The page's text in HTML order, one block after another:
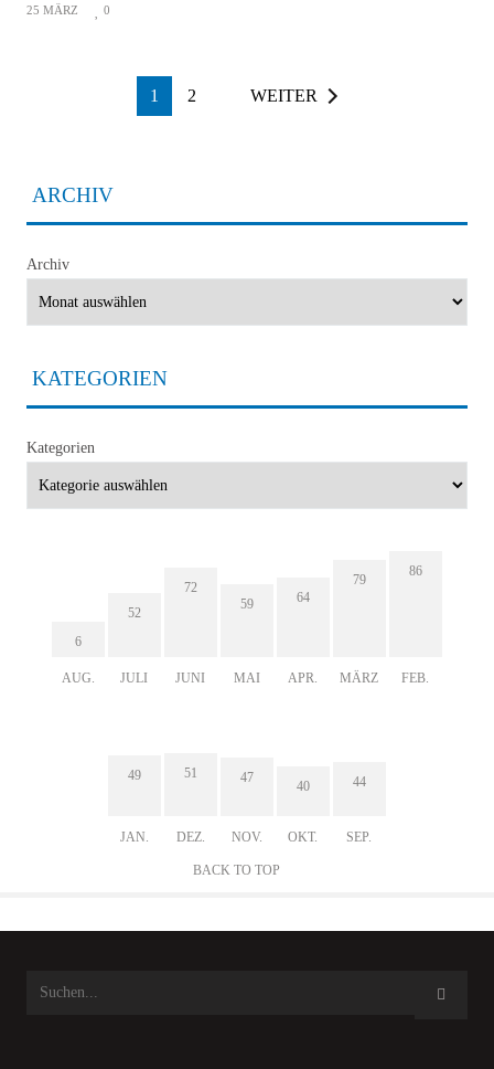
25 MÄRZ 0
1 2 WEITER
ARCHIV
Archiv
KATEGORIEN
Kategorien
6
AUG.
52
JULI
72
JUNI
59
MAI
64
APR.
79
MÄRZ
86
FEB.
49
JAN.
51
DEZ.
47
NOV.
40
OKT.
44
SEP.
BACK TO TOP